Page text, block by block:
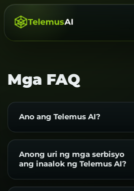
Mga FAQ
Ano ang Telemus AI?
Anong uri ng mga serbisyo
ang inaalok ng Telemus AI?